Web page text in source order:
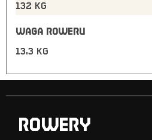
132 kg
WAGA ROWERU
13,3 kg
ROWERY